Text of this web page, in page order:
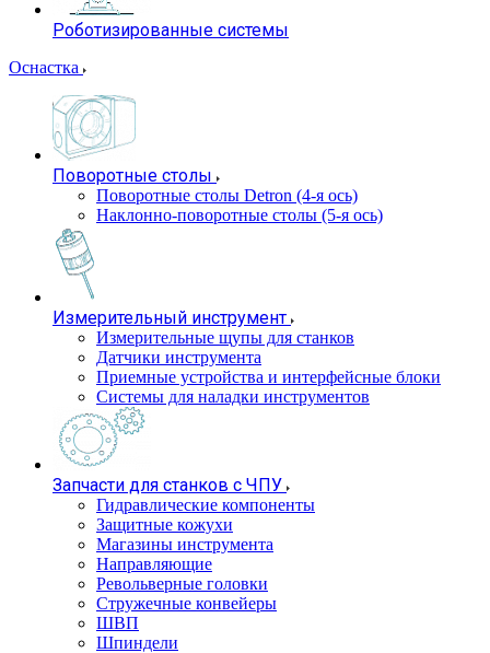
Роботизированные системы
Оснастка
Поворотные столы
Поворотные столы Detron (4-я ось)
Наклонно-поворотные столы (5-я ось)
Измерительный инструмент
Измерительные щупы для станков
Датчики инструмента
Приемные устройства и интерфейсные блоки
Системы для наладки инструментов
Запчасти для станков с ЧПУ
Гидравлические компоненты
Защитные кожухи
Магазины инструмента
Направляющие
Револьверные головки
Стружечные конвейеры
ШВП
Шпиндели